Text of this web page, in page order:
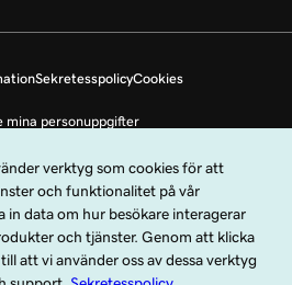
SekretesspolicyCookies
mina personuppgifter
Operating Company, LLC. Med ensamrätt.
varumärke som tillhör GoDaddy
och andra länder. Logotypen ”GO” är ett
tillhör GoDaddy.com, LLC i USA.
omfattas av användarvillkoren. Genom att